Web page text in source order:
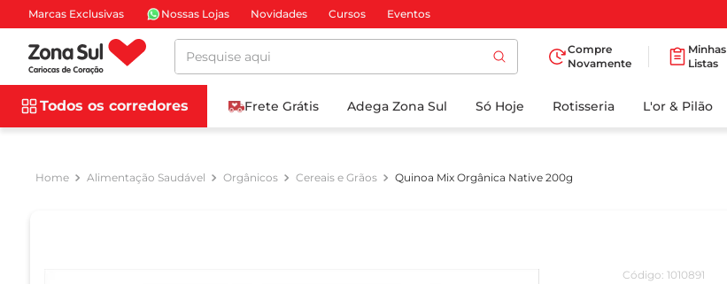
Marcas Exclusivas Nossas Lojas Novidades Cursos Eventos
Pesquise aqui
Compre
Novamente
Minhas
Listas
Todos os corredores Frete Grátis Adega Zona Sul Só Hoje Rotisseria L'or & Pilão
Alimentação Saudável Orgânicos Cereais e Grãos Quinoa Mix Orgânica Native 200g
Código: 1010891
BUSCADOS